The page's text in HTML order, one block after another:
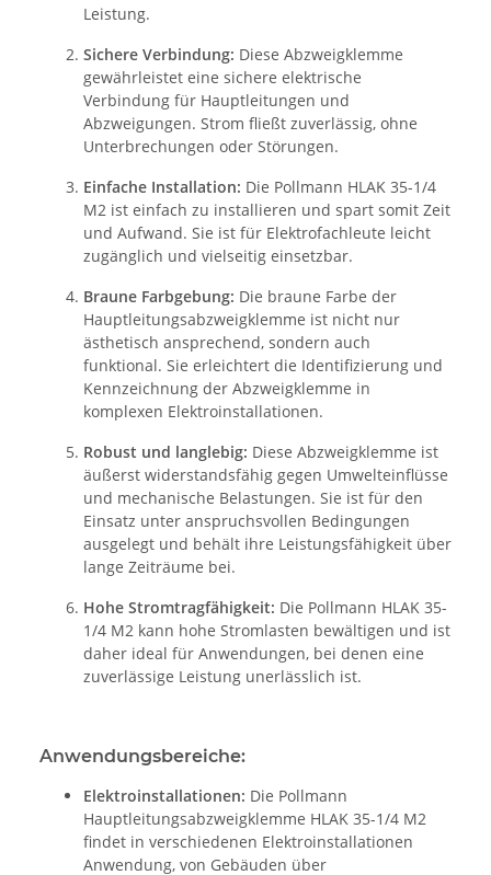
Leistung.
Sichere Verbindung: Diese Abzweigklemme
gewährleistet eine sichere elektrische
Verbindung für Hauptleitungen und
Abzweigungen. Strom fließt zuverlässig, ohne
Unterbrechungen oder Störungen.
Einfache Installation: Die Pollmann HLAK 35-1/4
M2 ist einfach zu installieren und spart somit Zeit
und Aufwand. Sie ist für Elektrofachleute leicht
zugänglich und vielseitig einsetzbar.
Braune Farbgebung: Die braune Farbe der
Hauptleitungsabzweigklemme ist nicht nur
ästhetisch ansprechend, sondern auch
funktional. Sie erleichtert die Identifizierung und
Kennzeichnung der Abzweigklemme in
komplexen Elektroinstallationen.
Robust und langlebig: Diese Abzweigklemme ist
äußerst widerstandsfähig gegen Umwelteinflüsse
und mechanische Belastungen. Sie ist für den
Einsatz unter anspruchsvollen Bedingungen
ausgelegt und behält ihre Leistungsfähigkeit über
lange Zeiträume bei.
Hohe Stromtragfähigkeit: Die Pollmann HLAK 35-
1/4 M2 kann hohe Stromlasten bewältigen und ist
daher ideal für Anwendungen, bei denen eine
zuverlässige Leistung unerlässlich ist.
Anwendungsbereiche:
Elektroinstallationen: Die Pollmann
Hauptleitungsabzweigklemme HLAK 35-1/4 M2
findet in verschiedenen Elektroinstallationen
Anwendung, von Gebäuden über